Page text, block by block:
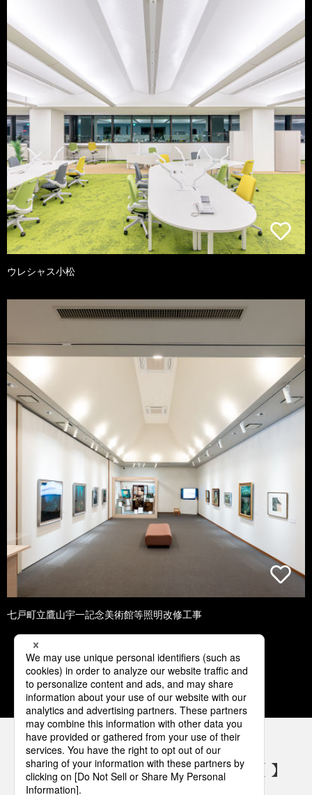
ウレシャス小松
七戸町立鷹山宇一記念美術館等照明改修工事
1 2 3 4 5
パナソニックの電気設備 SNSアカウント